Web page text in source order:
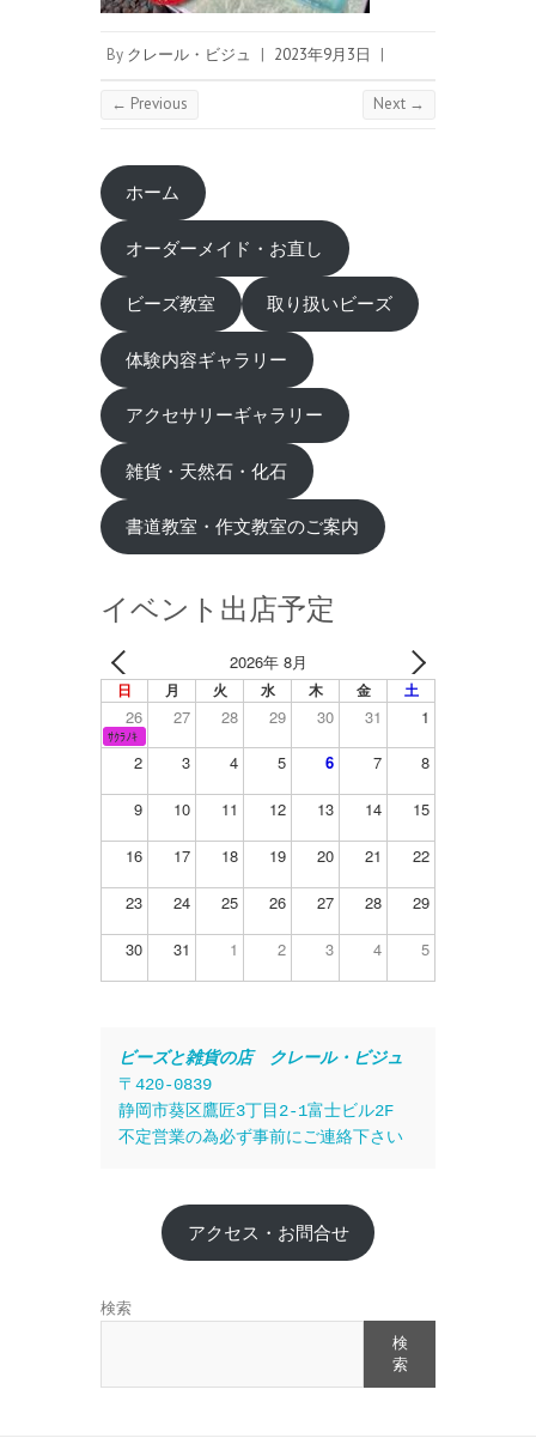
By クレール・ビジュ | 2023年9月3日 |
← Previous Next →
ホーム
オーダーメイド・お直し
ビーズ教室 取り扱いビーズ
体験内容ギャラリー
アクセサリーギャラリー
雑貨・天然石・化石
書道教室・作文教室のご案内
イベント出店予定
2026年 8月
日 月 火 水 木 金 土
26 27 28 29 30 31 1
ｻｸﾗﾉｷ
2 3 4 5 6 7 8
9 10 11 12 13 14 15
16 17 18 19 20 21 22
23 24 25 26 27 28 29
30 31 1 2 3 4 5
ビーズと雑貨の店　クレール・ビジュ
〒420-0839
静岡市葵区鷹匠3丁目2-1富士ビル2F
不定営業の為必ず事前にご連絡下さい
アクセス・お問合せ
検索
検
索